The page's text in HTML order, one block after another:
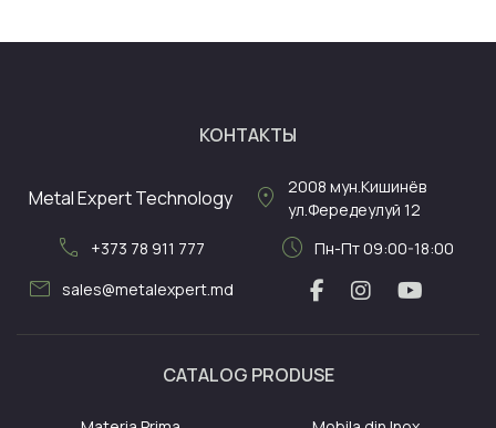
КОНТАКТЫ
Metal Expert Technology location_on 2008 мун.Кишинёв
ул.Фередеулуй 12
call +373 78 911 777 schedule Пн-Пт 09:00-18:00
mail sales@metalexpert.md
CATALOG PRODUSE